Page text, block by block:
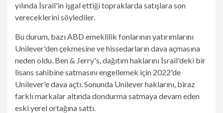
yılında İsrail'in işgal ettiği topraklarda satışlara son
vereceklerini söylediler.
Bu durum, bazı ABD emeklilik fonlarının yatırımlarını
Unilever'den çekmesine ve hissedarların dava açmasına
neden oldu. Ben & Jerry's, dağıtım haklarını İsrail'deki bir
lisans sahibine satmasını engellemek için 2022'de
Unilever'e dava açtı. Sonunda Unilever haklarını, biraz
farklı markalar altında dondurma satmaya devam eden
eski yerel ortağına sattı.